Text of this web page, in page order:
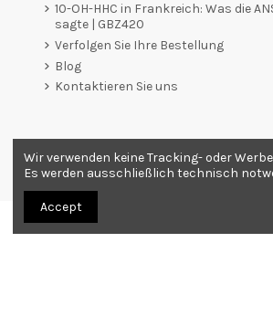
10-OH-HHC in Frankreich: Was die
sagte | GBZ420
Verfolgen Sie Ihre Bestellung
Blog
Kontaktieren Sie uns
Händler zugelassen von
Alle Produkte werden als Souvenirs verkauft.
Wir verwenden keine Tracking- oder
Es werden ausschließlich technisch
Accept